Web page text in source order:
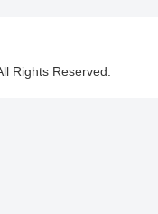
Rights Reserved.